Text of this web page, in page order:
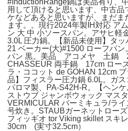
用して頂けると思います、中古
ケなどあると思いますが、まだま
ます。。現行2024年製IH対応 ア
ン 大 中 小ソースパン。アサヒ軽
3.0L 圧力鍋。【新品未使用】タ
21 ベーカー(大)#1500 ローフパン
パン 黒。美品 アコメヤ 土鍋 2
CHASSEUR 両手鍋 17cm ロー
ラ・ココット de GOHAN 12cm
品】フィスラー圧力鍋 6.0L。ガス
パロマ製、PA-S42H-R。【ヘンケ
ストウブ ジャンボウォック マスタ
VERMICULAR バーミキュラ/ラ
号炊き。STAUBガーネットロー
フィッギオ tor Viking skillet スキ
30cm (実寸32.5cm）